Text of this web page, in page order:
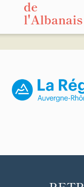
de
l'Albanais